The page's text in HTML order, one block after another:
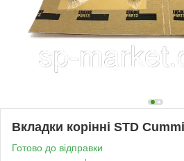
Вкладки корінні STD
Готово до відправки